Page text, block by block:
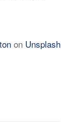
on Unsplash